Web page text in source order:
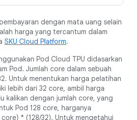
dengan mata uang selain
harga yang tercantum dalam
SKU Cloud Platform.
Pod Cloud TPU didasarkan
Pod. Jumlah core dalam sebuah
Untuk menentukan harga pelatihan
lebih dari 32 core, ambil harga
kalikan dengan jumlah core, yang
Pod 128 core, harganya
* (128/32). Untuk mengetahui